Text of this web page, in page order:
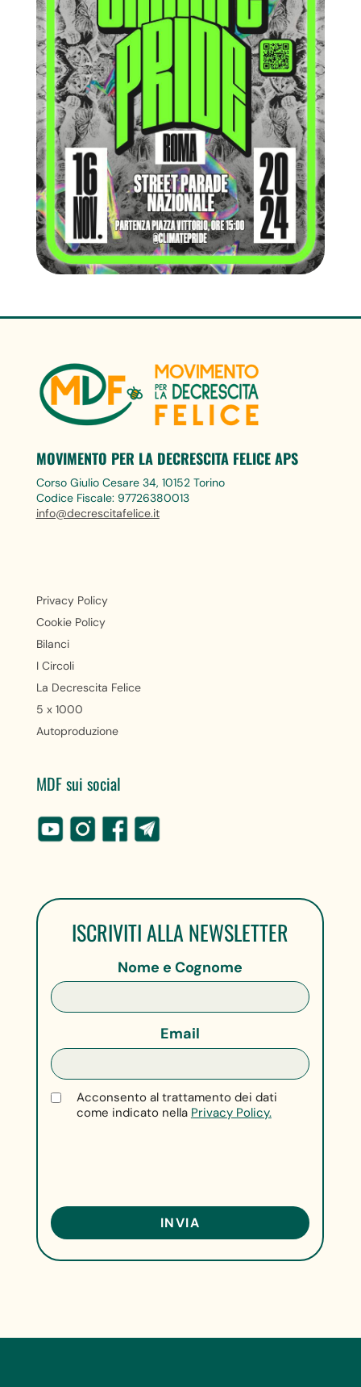
MOVIMENTO PER LA DECRESCITA FELICE APS
Corso Giulio Cesare 34, 10152 Torino
Codice Fiscale: 97726380013
info@decrescitafelice.it
Privacy Policy
Cookie Policy
Bilanci
I Circoli
La Decrescita Felice
5 x 1000
Autoproduzione
MDF sui social
ISCRIVITI ALLA NEWSLETTER
Nome e Cognome
Email
Acconsento al trattamento dei dati
come indicato nella Privacy Policy.